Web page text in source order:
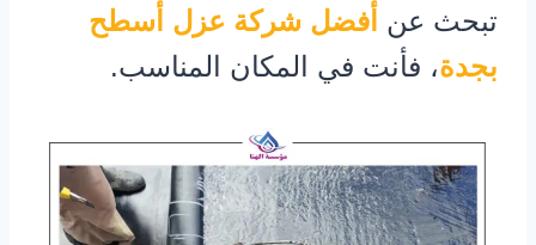
تبحث عن أفضل شركة عزل أسطح
بجدة، فأنت في المكان المناسب.